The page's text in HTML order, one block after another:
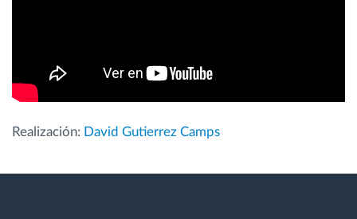
Descubrir todas las características
Realización: David Gutierrez Camps